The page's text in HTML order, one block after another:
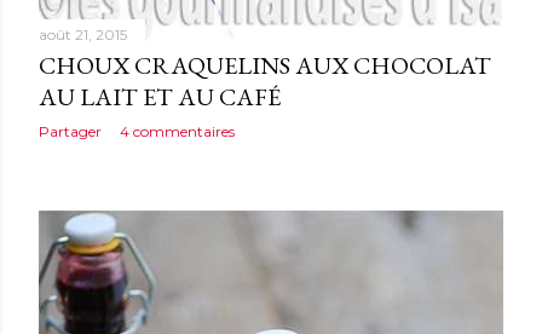
août 21, 2015
CHOUX CRAQUELINS AUX CHOCOLAT
AU LAIT ET AU CAFÉ
Partager 4 commentaires